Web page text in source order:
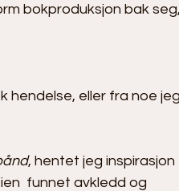
bokproduksjon bak
hendelse, eller fra noe
, hentet jeg inspirasjon
funnet avkledd og